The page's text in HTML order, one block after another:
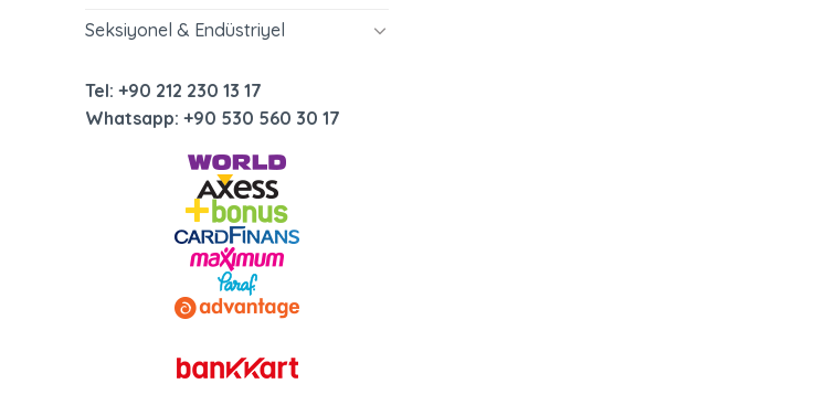
Seksiyonel & Endüstriyel
Tel: +90 212 230 13 17
Whatsapp: +90 530 560 30 17